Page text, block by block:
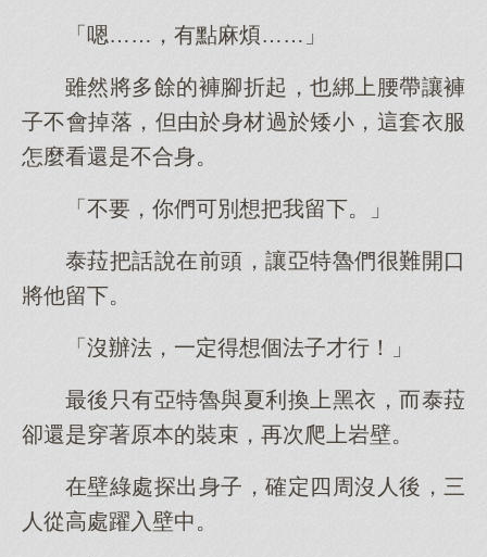
「嗯……，有點麻煩……」
雖然將多餘的褲腳折起，也綁上腰帶讓褲
子不會掉落，但由於身材過於矮小，這套衣服
怎麼看還是不合身。
「不要，你們可別想把我留下。」
泰菈把話說在前頭，讓亞特魯們很難開口
將他留下。
「沒辦法，一定得想個法子才行！」
最後只有亞特魯與夏利換上黑衣，而泰菈
卻還是穿著原本的裝束，再次爬上岩壁。
在壁綠處探出身子，確定四周沒人後，三
人從高處躍入壁中。